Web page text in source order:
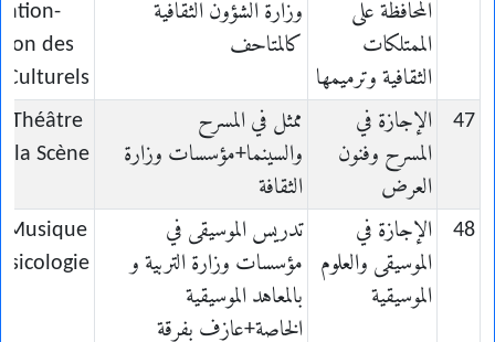
المحافظة على
الممتلكات
الثقافية وترميمها
وزارة الشؤون الثقافية
كالمتاحف
des
Culturels
47
الإجازة في
المسرح وفنون
العرض
ممثل في المسرح
والسينما+مؤسسات وزارة
الثقافة
Théâtre
la Scène
48
الإجازة في
الموسيقى والعلوم
الموسيقية
تدريس الموسيقى في
مؤسسات وزارة التربية و
بالمعاهد الموسيقية
الخاصة+عازف بفرقة
Musique